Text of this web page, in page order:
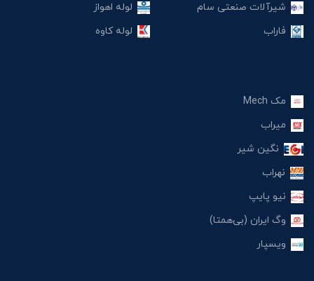
شیرآلات صنعتی سام
فاراب
لوله اهواز
لوله کاوه
مک Mech
میراب
نگین شیر
نهراب
نیو پایپ
وگ ایران (بی‌همتا)
ویسپار